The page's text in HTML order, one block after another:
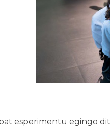
esperimentu egingo